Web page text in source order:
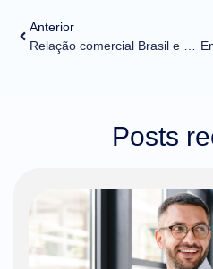
Anterior
Posts